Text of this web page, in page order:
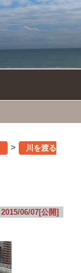
>
川を渡る
2015/06/07[公開]